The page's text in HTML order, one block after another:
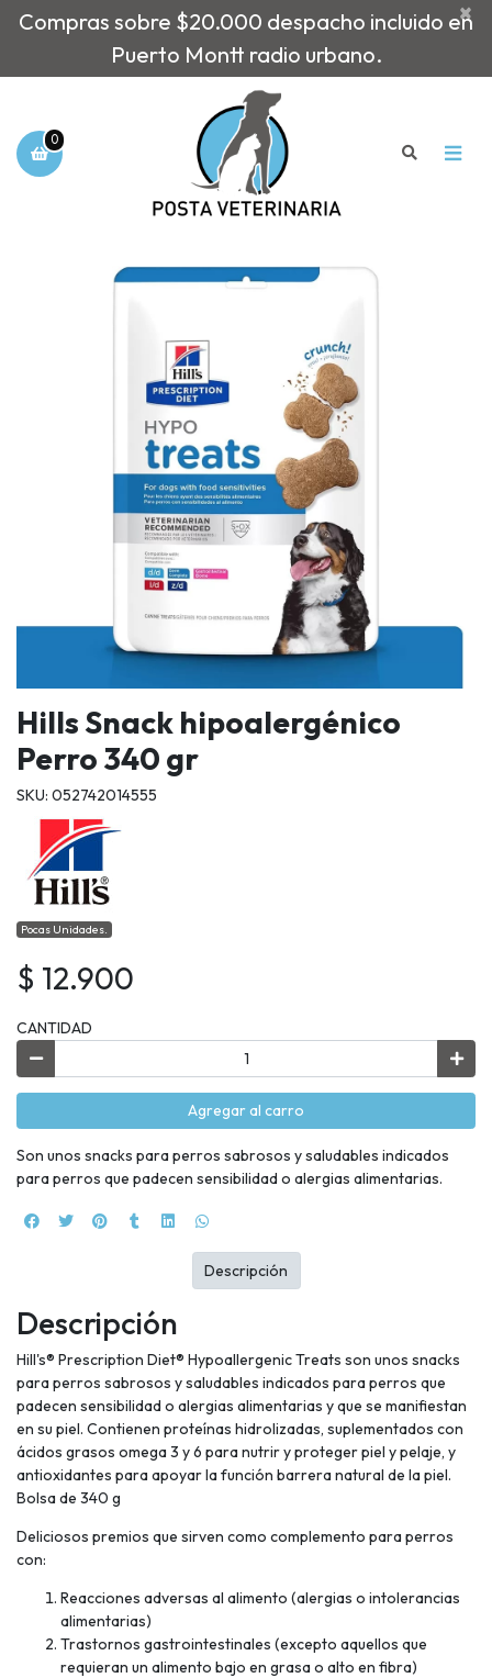
Compras sobre $20.000 despacho incluido en
Puerto Montt radio urbano.
×
0
Hills Snack hipoalergénico
Perro 340 gr
SKU: 052742014555
Pocas Unidades.
$ 12.900
CANTIDAD
Agregar al carro
Son unos snacks para perros sabrosos y saludables indicados
para perros que padecen sensibilidad o alergias alimentarias.
Descripción
Hill's® Prescription Diet® Hypoallergenic Treats son unos snacks
para perros sabrosos y saludables indicados para perros que
padecen sensibilidad o alergias alimentarias y que se manifiestan
en su piel. Contienen proteínas hidrolizadas, suplementados con
ácidos grasos omega 3 y 6 para nutrir y proteger piel y pelaje, y
antioxidantes para apoyar la función barrera natural de la piel.
Bolsa de 340 g
Deliciosos premios que sirven como complemento para perros
con:
Reacciones adversas al alimento (alergias o intolerancias
alimentarias)
Trastornos gastrointestinales (excepto aquellos que
requieran un alimento bajo en grasa o alto en fibra)
Descripción